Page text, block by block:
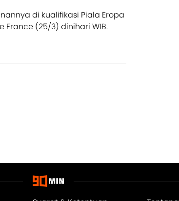
di kualifikasi Piala Eropa
(25/3) dinihari WIB.